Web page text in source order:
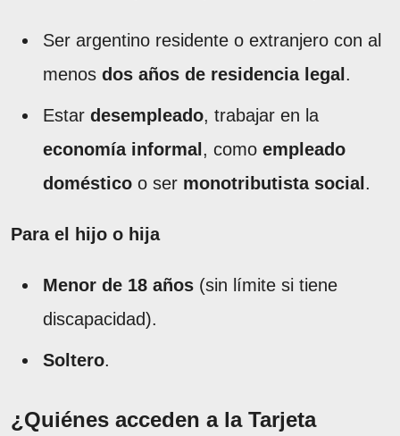
Ser argentino residente o extranjero con al
menos dos años de residencia legal .
Estar desempleado, trabajar en la
economía informal , como empleado
doméstico o ser monotributista social .
Para el hijo o hija
Menor de 18 años (sin límite si tiene
discapacidad).
Soltero.
¿Quiénes acceden a la Tarjeta